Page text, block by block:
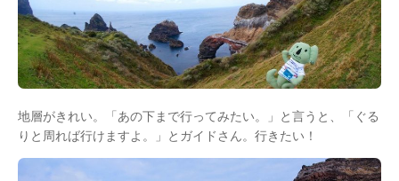
地層がきれい。「あの下まで行ってみたい。」と言うと、「ぐる
りと周れば行けますよ。」とガイドさん。行きたい！